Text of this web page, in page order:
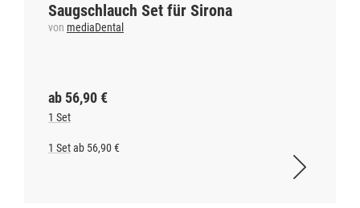
Saugschlauch Set für Sirona
von mediaDental
ab 56,90 €
1 Set
1 Setab 56,90 €